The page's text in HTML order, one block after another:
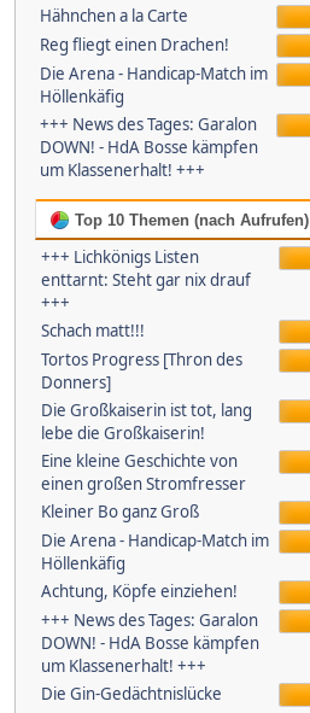
Hähnchen a la Carte
Reg fliegt einen Drachen!
Die Arena - Handicap-Match im
Höllenkäfig
+++ News des Tages: Garalon
DOWN! - HdA Bosse kämpfen
um Klassenerhalt! +++
Top 10 Themen (nach Aufrufen)
+++ Lichkönigs Listen
enttarnt: Steht gar nix drauf
+++
Schach matt!!!
Tortos Progress [Thron des
Donners]
Die Großkaiserin ist tot, lang
lebe die Großkaiserin!
Eine kleine Geschichte von
einen großen Stromfresser
Kleiner Bo ganz Groß
Die Arena - Handicap-Match im
Höllenkäfig
Achtung, Köpfe einziehen!
+++ News des Tages: Garalon
DOWN! - HdA Bosse kämpfen
um Klassenerhalt! +++
Die Gin-Gedächtnislücke